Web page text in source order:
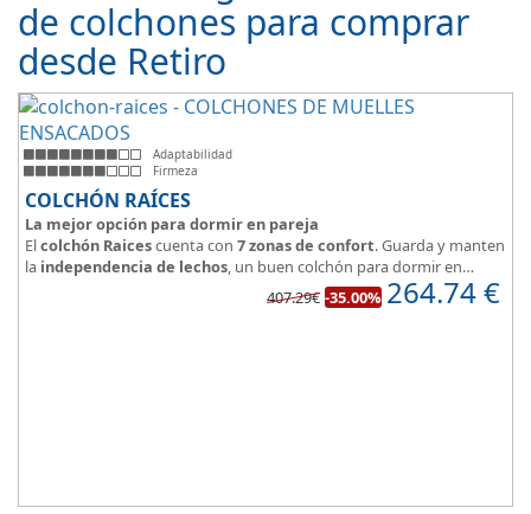
de colchones para comprar
desde Retiro
Adaptabilidad
Firmeza
COLCHÓN RAÍCES
La mejor opción para dormir en pareja
Elcolchón Raicescuenta con 7 zonas de confort. Guarda y manten
la independencia de lechos, un buen colchón para dormir en
Las personas calurosas agradecerán su tejido 3D y la gran
407.29€ -35.00% 264.74€